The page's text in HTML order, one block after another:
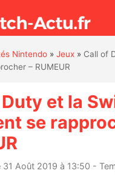
Nintendo »Jeux » Call of
– RUMEUR
et la
se
31 Août 2019 à 13:50 -